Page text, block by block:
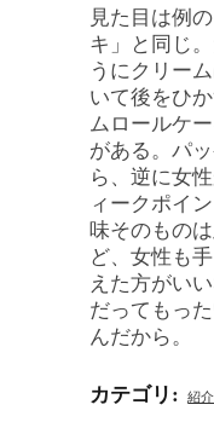
見た目は例
キ」と同じ
うにクリー
いて後をひ
ムロールケ
がある。パ
ら、逆に女
ィークポイ
味そのもの
ど、女性も
えた方がい
だってもっ
んだから。
カテゴリ: 紹